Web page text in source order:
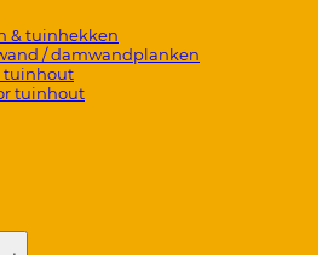
& tuinhekken
/ damwandplanken
tuinhout
tuinhout